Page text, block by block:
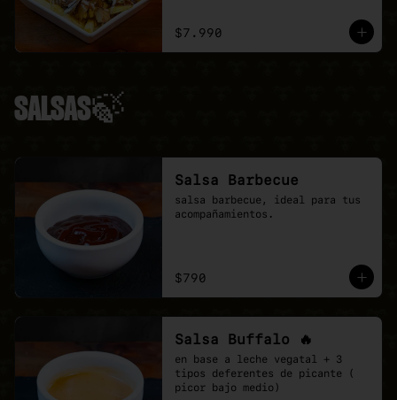
$7.990
SALSAS🍃
Salsa Barbecue
salsa barbecue, ideal para tus
acompañamientos.
$790
Salsa Buffalo 🔥
en base a leche vegatal + 3
tipos deferentes de picante (
picor bajo medio)